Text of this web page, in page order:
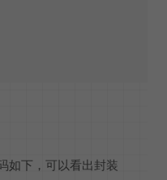
如下，可以看出封装